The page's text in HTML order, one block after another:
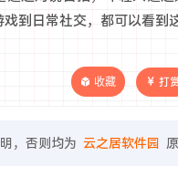
到日常社交，都可以看到
收藏 打
，否则均为 云之居软件园